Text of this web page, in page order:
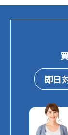
即日